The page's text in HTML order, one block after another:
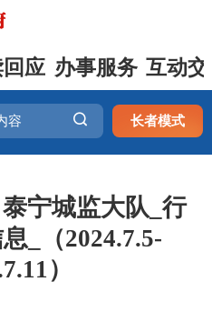
应 办事服务 互动
长者模式
宁城监大队_行
_（2024.7.5-
）